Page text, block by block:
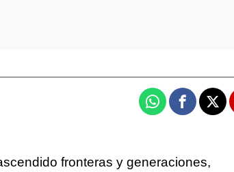
WhatsappFacebook
X
fronteras y generaciones,